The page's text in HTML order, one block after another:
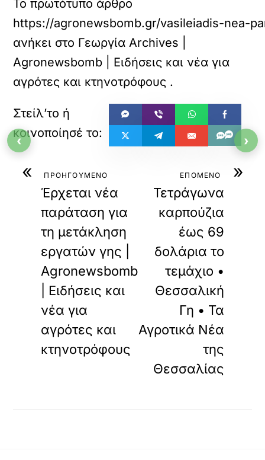
Το πρωτότυπο άρθρο
https://agronewsbomb.gr/vasileiadis-nea-
ανήκει στο Γεωργία Archives |
Agronewsbomb | Ειδήσεις και νέα για
αγρότες και κτηνοτρόφους .
« ΠΡΟΗΓΟΥΜΕΝΟ
Έρχεται νέα
παράταση για
τη μετάκληση
εργατών γης |
Agronewsbomb
| Ειδήσεις και
νέα για
αγρότες και
κτηνοτρόφους
»
ΕΠΟΜΕΝΟ
Τετράγωνα
καρπούζια
έως 69
δολάρια το
τεμάχιο •
Θεσσαλική
Γη • Τα
Αγροτικά Νέα
της
Θεσσαλίας
‹ ›